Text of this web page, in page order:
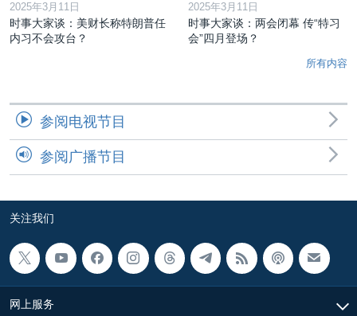
2025年3月11日
时事大家谈：美财长称特朗普任
内习不会攻台？
2025年3月11日
时事大家谈：两会闭幕 传“特习
会”四月登场？
所有内容
参阅电视节目
参阅广播节目
关注我们
网上服务